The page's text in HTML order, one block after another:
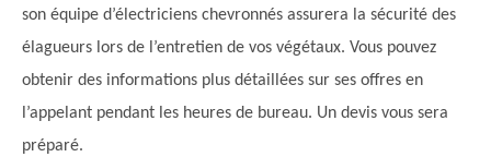
son équipe d’électriciens chevronnés assurera la sécurité des
élagueurs lors de l’entretien de vos végétaux. Vous pouvez
obtenir des informations plus détaillées sur ses offres en
l’appelant pendant les heures de bureau. Un devis vous sera
préparé.